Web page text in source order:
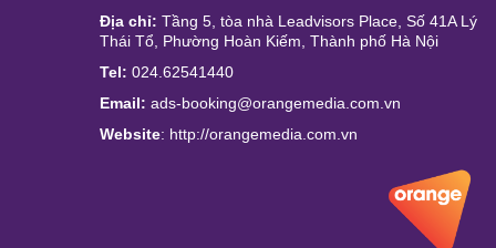
Địa chỉ: Tầng 5, tòa nhà Leadvisors Place, Số 41A Lý
Thái Tổ, Phường Hoàn Kiếm, Thành phố Hà Nội
Tel: 024.62541440
Email: ads-booking@orangemedia.com.vn
Website: http://orangemedia.com.vn